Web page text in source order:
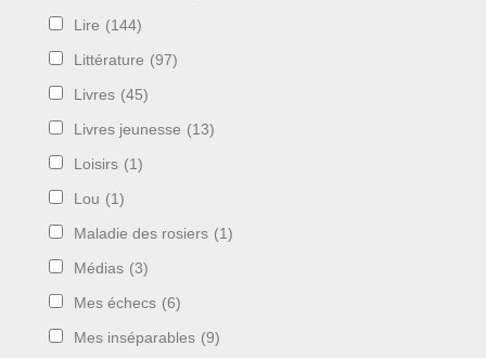
Lire (144)
Littérature (97)
Livres (45)
Livres jeunesse (13)
Loisirs (1)
Lou (1)
Maladie des rosiers (1)
Médias (3)
Mes échecs (6)
Mes inséparables (9)